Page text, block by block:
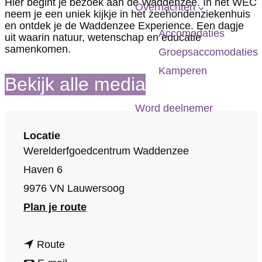
Overnachten
Accomodaties
Groepsaccomodaties
Kamperen
Word deelnemer
Hier begint je bezoek aan de Waddenzee. In het WEC
neem je een uniek kijkje in het zeehondenziekenhuis
en ontdek je de Waddenzee Experience. Een dagje
uit waarin natuur, wetenschap en educatie
samenkomen.
Bekijk alle media
Locatie
Werelderfgoedcentrum Waddenzee
Haven 6
9976 VN Lauwersoog
Plan je routen
Routen